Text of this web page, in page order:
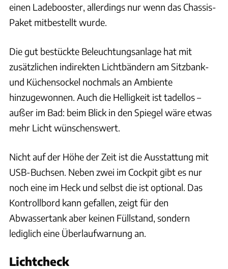
einen Ladebooster, allerdings nur wenn das Chassis-
Paket mitbestellt wurde.
Die gut bestückte Beleuchtungsanlage hat mit
zusätzlichen indirekten Lichtbändern am Sitzbank-
und Küchensockel nochmals an Ambiente
hinzugewonnen. Auch die Helligkeit ist tadellos –
außer im Bad: beim Blick in den Spiegel wäre etwas
mehr Licht wünschenswert.
Nicht auf der Höhe der Zeit ist die Ausstattung mit
USB-Buchsen. Neben zwei im Cockpit gibt es nur
noch eine im Heck und selbst die ist optional. Das
Kontrollbord kann gefallen, zeigt für den
Abwassertank aber keinen Füllstand, sondern
lediglich eine Überlaufwarnung an.
Lichtcheck